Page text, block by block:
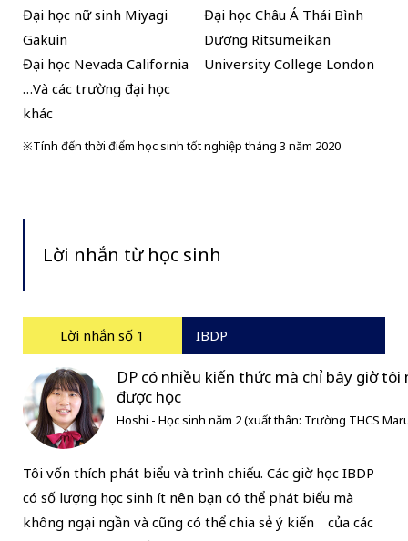
Đại học nữ sinh Miyagi
Gakuin
Đại học Châu Á Thái Bình
Dương Ritsumeikan
Đại học Nevada California
University College London
…Và các trường đại học
khác
※Tính đến thời điểm học sinh tốt nghiệp tháng 3 năm 2020
Lời nhắn từ học sinh
Lời nhắn số 1 IBDP
DP có nhiều kiến thức mà chỉ bây giờ tôi
được học
Hoshi - Học sinh năm 2 (xuất thân: Trường THCS
Tôi vốn thích phát biểu và trình chiếu. Các giờ học IBDP
có số lượng học sinh ít nên bạn có thể phát biểu mà
không ngại ngần và cũng có thể chia sẻ ý kiến của các